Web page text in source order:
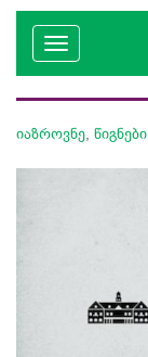
იაზროვნე წიგნები